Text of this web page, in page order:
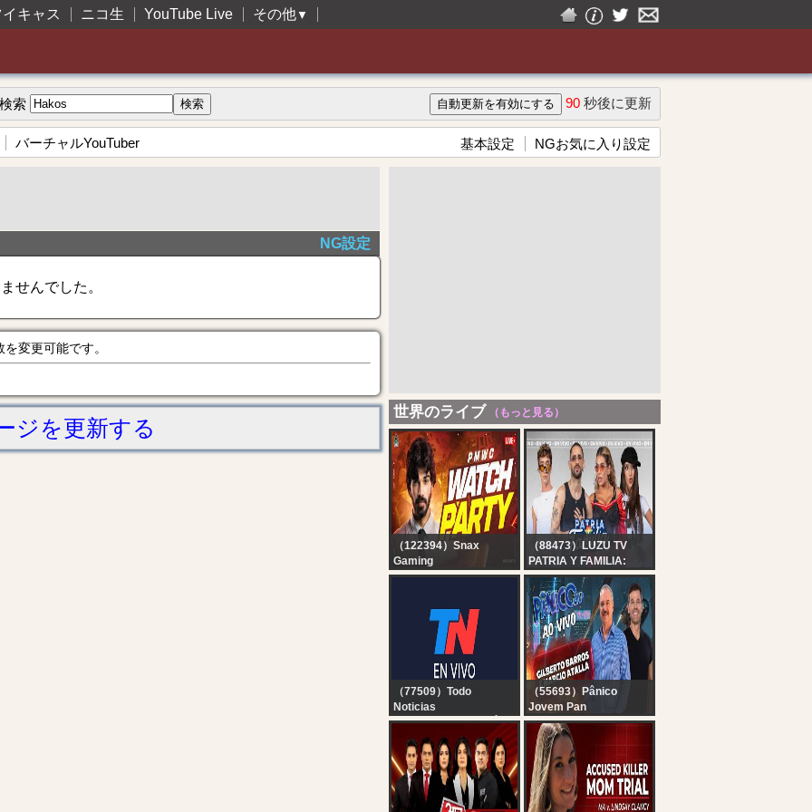
キャス ニコ生 YouTube Live その他▼
検索 90 秒後に更新
バーチャルYouTuber 基本設定 NGお気に入り設定
NG設定
せんでした。
変更可能です。
ジを更新する
世界のライブ （もっと見る）
（122394）Snax
Gaming
PMWC at EWC GROUP
WATCHPARTY WITH
（88473）LUZU TV
PATRIA Y FAMILIA:
FEDE POPGOLD, CAMI
MAYAN, LUCAS
SPADAFORA, ANITA
ESPÓSITO Y JULI
CASTRO | EN VIVO
（77509）Todo
Noticias
TN EN VIVO - SEGUÍ LA
TRANSMISIÓN EN VIVO
DE TODO NOTICIAS
（55693）Pânico
Jovem Pan
GILBERTO BARROS E
MARCIO ATALLA AO
VIVO | PÂNICO -
07/08/26